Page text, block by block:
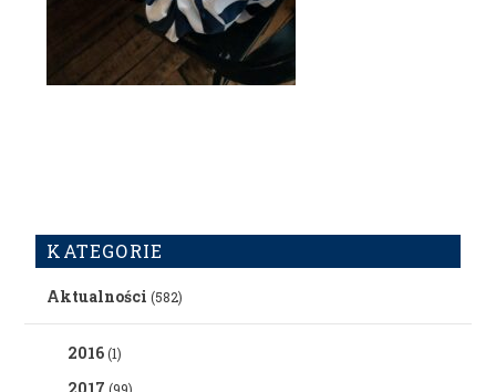
KATEGORIE
Aktualności (582)
2016(1)